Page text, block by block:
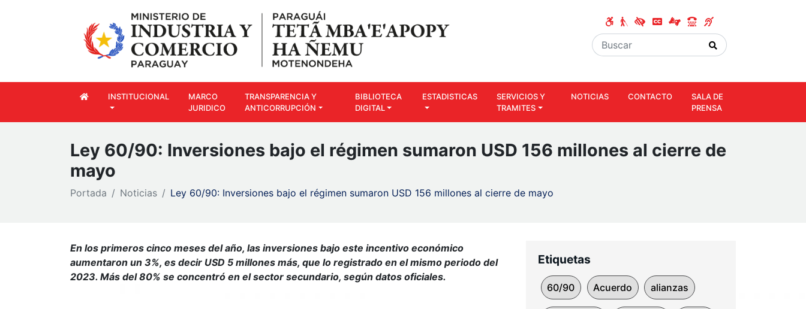
INSTITUCIONAL
MARCO
JURIDICO
TRANSPARENCIA Y
ANTICORRUPCIÓN
BIBLIOTECA
DIGITAL
ESTADISTICAS
SERVICIOS Y
TRAMITES
NOTICIAS CONTACTO
SALA DE
PRENSA
Ley 60/90: Inversiones bajo el régimen sumaron USD 156 millones al cierre de
mayo
Portada Noticias Ley 60/90: Inversiones bajo el régimen sumaron USD 156 millones al cierre de mayo
En los primeros cinco meses del año, las inversiones bajo este incentivo económico
aumentaron un 3%, es decir USD 5 millones más, que lo registrado en el mismo periodo del
2023. Más del 80% se concentró en el sector secundario, según datos oficiales.
Etiquetas
60/90 Acuerdo alianzas